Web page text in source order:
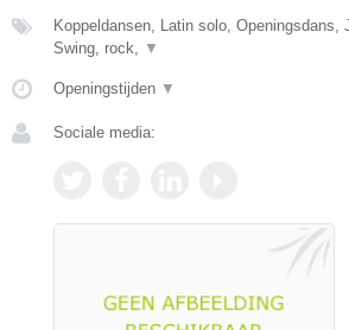
Koppeldansen, Latin solo, Openingsdans,
Swing, rock,
▼
Openingstijden ▼
Sociale media: